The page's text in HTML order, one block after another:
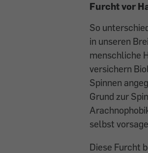
Furcht vor
So
in unseren
menschliche
versichern
Spinnen
Grund zur
selbst
Diese Furcht